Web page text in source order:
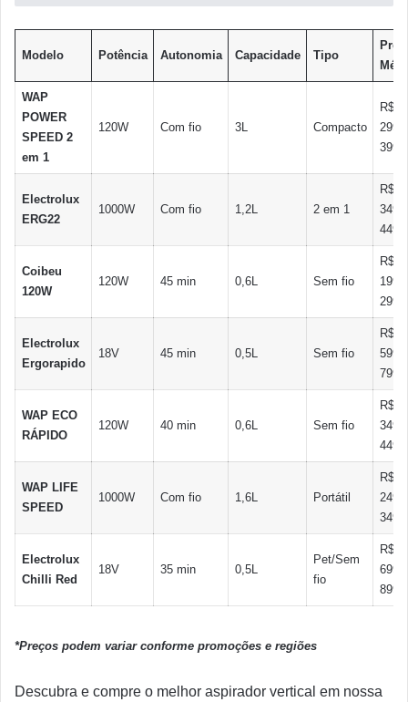
Modelo Potência Autonomia Capacidade Tipo
WAP
POWER
SPEED 2
em 1
120W Com fio 3L Compacto
R$
299-
399
Electrolux
ERG22
1000W Com fio 1,2L 2 em 1
R$
349-
449
Coibeu
120W
120W 45 min 0,6L Sem fio
R$
199-
299
Electrolux
Ergorapido
18V 45 min 0,5L Sem fio
R$
599-
799
WAP ECO
RÁPIDO
120W 40 min 0,6L Sem fio
R$
349-
449
WAP LIFE
SPEED
1000W Com fio 1,6L Portátil
R$
249-
349
Electrolux
Chilli Red
18V 35 min 0,5L
Pet/Sem
fio
R$
699-
899
*Preços podem variar conforme promoções e regiões
Descubra e compre o melhor aspirador vertical em nossa